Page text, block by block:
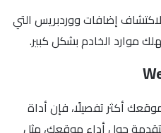
إضافات ووردبريس التي
موارد الخادم بشكل كبير.
أكثر تفصيلًا، فإن أداة